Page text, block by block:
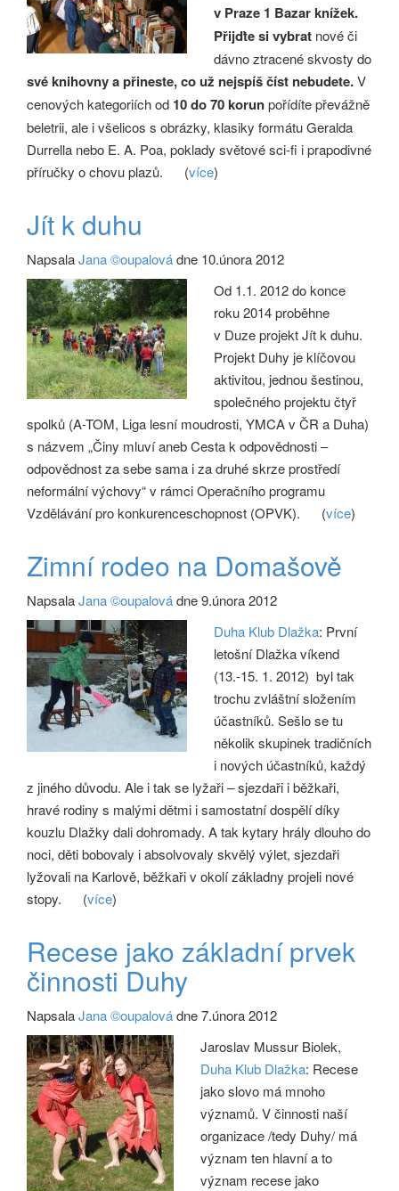
v Praze 1 Bazar knížek.
Přijďte si vybrat nové či
dávno ztracené skvosty do
své knihovny a přineste, co už nejspíš číst nebudete.V
cenových kategoriích od 10 do 70 korunpořídíte převážně
beletrii, ale i všelicos s obrázky, klasiky formátu Geralda
Durrella nebo E. A. Poa, poklady světové sci-fi i prapodivné
příručky o chovu plazů.
(více)
Jít k duhu
NapsalaJana ©oupalovádne 10.února 2012
Od 1.1. 2012 do konce
roku 2014 proběhne
v Duze projekt Jít k duhu.
Projekt Duhy je klíčovou
aktivitou, jednou šestinou,
společného projektu čtyř
spolků (A-TOM, Liga lesní moudrosti, YMCA v ČR a Duha)
s názvem „Činy mluví aneb Cesta k odpovědnosti –
odpovědnost za sebe sama i za druhé skrze prostředí
neformální výchovy“ v rámci Operačního programu
Vzdělávání pro konkurenceschopnost (OPVK).
(více)
Zimní rodeo na Domašově
NapsalaJana ©oupalovádne 9.února 2012
Duha Klub Dlažka: První
letošní Dlažka víkend
(13.-15. 1. 2012) byl tak
trochu zvláštní složením
účastníků. Sešlo se tu
několik skupinek tradičních
i nových účastníků, každý
z jiného důvodu. Ale i tak se lyžaři – sjezdaři i běžkaři,
hravé rodiny s malými dětmi i samostatní dospělí díky
kouzlu Dlažky dali dohromady. A tak kytary hrály dlouho do
noci, děti bobovaly i absolvovaly skvělý výlet, sjezdaři
lyžovali na Karlově, běžkaři v okolí základny projeli nové
stopy.
(více)
Recese jako základní prvek
činnosti Duhy
NapsalaJana ©oupalovádne 7.února 2012
Jaroslav Mussur Biolek,
Duha Klub Dlažka: Recese
jako slovo má mnoho
významů. V činnosti naší
organizace /tedy Duhy/ má
význam ten hlavní a to
význam recese jako